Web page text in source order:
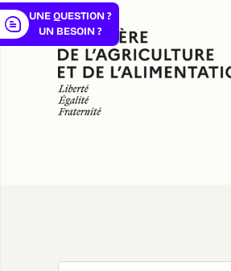
UNE QUESTION ?
UN BESOIN ?